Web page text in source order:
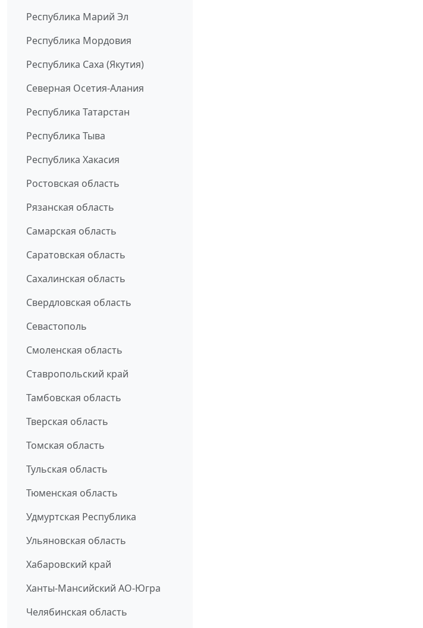
Республика Марий Эл
Республика Мордовия
Республика Саха (Якутия)
Северная Осетия-Алания
Республика Татарстан
Республика Тыва
Республика Хакасия
Ростовская область
Рязанская область
Самарская область
Саратовская область
Сахалинская область
Свердловская область
Севастополь
Смоленская область
Ставропольский край
Тамбовская область
Тверская область
Томская область
Тульская область
Тюменская область
Удмуртская Республика
Ульяновская область
Хабаровский край
Ханты-Мансийский АО-Югра
Челябинская область